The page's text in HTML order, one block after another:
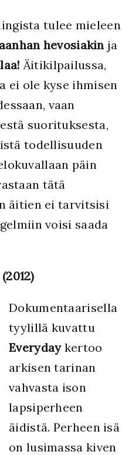
tulee mieleen
hevosiakin ja
Äitikilpailussa,
ei ole kyse ihmisen
vaan
suorituksesta,
todellisuuden
päin
tätä
äitien ei tarvitsisi
voisi saada
Dokumentaarisella
tyylillä kuvattu
Everydaykertoo
arkisen tarinan
vahvasta ison
lapsiperheen
äidistä. Perheen isä
on lusimassa kiven